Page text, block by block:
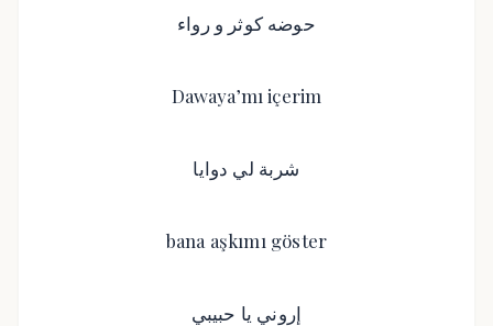
حوضه كوثر و رواء
Dawaya’mı içerim
شربة لي دوايا
bana aşkımı göster
إروني يا حبيبي